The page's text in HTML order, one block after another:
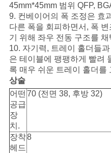
사
이
트
맵
PRIVACY
POLICY
45mm*45mm 범위 QFP,
9. 컨베이어의 폭 조정은 효
다른 폭을 회피하면서, 폭
기 위해 좌우 전동 구조를 채
10. 자기력, 트레이 홀더들
은 테이블에 팽팽하게 빨려
록 매우 쉬운 트레이 홀더를
상술
어떤
공급
장
치.
70 (전면 38, 후방 32)
장착
헤드
8